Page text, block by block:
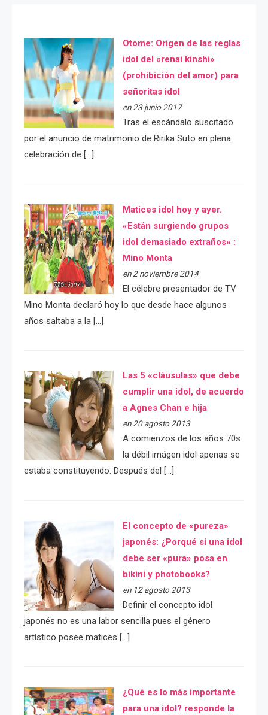
Otome: Orígen de las reglas
idol del «renai kinshi»
(prohibición del amor) para
señoritas idol
en 23 junio 2017
Tras el escándalo suscitado
por el anuncio de matrimonio de Ririka Suto en plena
celebración de […]
Matices idol hoy y ayer.
«Están surgiendo grupos
idol demasiado extraños» :
Mino Monta
en 2 noviembre 2014
El célebre presentador de TV
Mino Monta declaró hoy lo que desde hace algunos
años saltaba a la […]
Las 5 «cláusulas» que debe
cumplir una idol, de acuerdo
a Agnes Chan e hija
en 20 agosto 2013
A comienzos de los años 70s
la débil imágen idol apenas se
estaba constituyendo. Después del […]
El concepto de «pureza»
japonés: ¿Porqué si una idol
debe ser «pura» posa en
bikini y photobooks?
en 12 agosto 2013
Definir el concepto idol
japonés no es una labor sencilla pues el género
artístico posee matices […]
¿Qué es lo más importante
para una idol? responde la